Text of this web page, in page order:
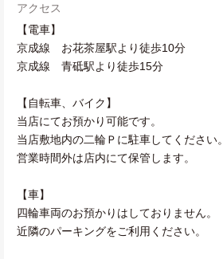
アクセス
【電車】
京成線 お花茶屋駅より徒歩10分
京成線 青砥駅より徒歩15分
【自転車、バイク】
当店にてお預かり可能です。
当店敷地内の二輪Ｐに駐車してください。
営業時間外は店内にて保管します。
【車】
四輪車両のお預かりはしておりません。
近隣のパーキングをご利用ください。